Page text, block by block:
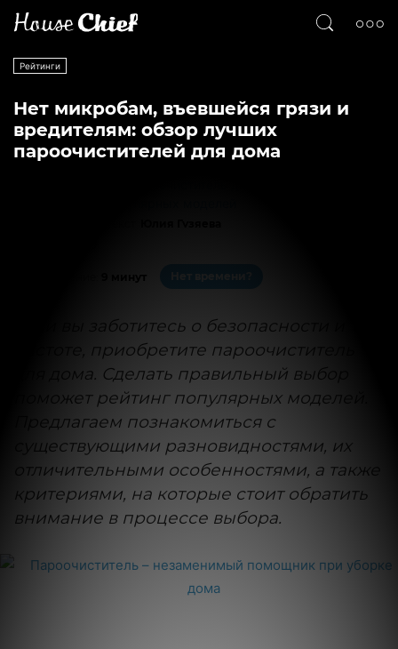
Рейтинги
Нет микробам, въевшейся грязи и
вредителям: обзор лучших
пароочистителей для дома
Если вы заботитесь о безопасности и
чистоте, приобретите пароочиститель
для дома. Сделать правильный выбор
поможет рейтинг популярных моделей.
Предлагаем познакомиться с
существующими разновидностями, их
отличительными особенностями, а также
критериями, на которые стоит обратить
внимание в процессе выбора.